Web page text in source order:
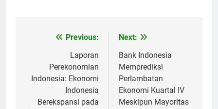
navigation
Previous:
Laporan
Perekonomian
Indonesia: Ekonomi
Indonesia
Berekspansi pada
Next:
Bank Indonesia
Memprediksi
Perlambatan
Ekonomi Kuartal IV
Meskipun Mayoritas